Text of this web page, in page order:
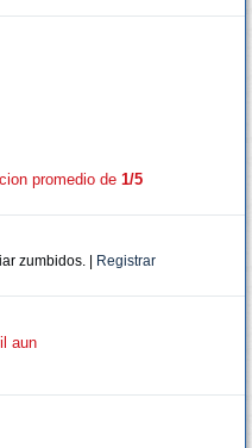
promedio de 1/5
zumbidos. | Registrar
aun